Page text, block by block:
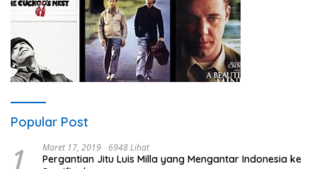
Popular Post
1 Maret 17, 2019 6948 Lihat
Pergantian Jitu Luis Milla yang Mengantar Indonesia ke